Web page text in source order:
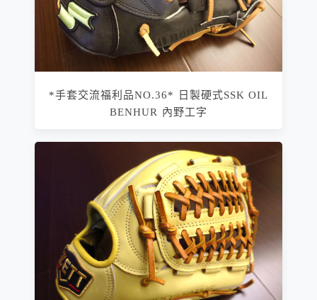
*手套交流福利品NO.36* 日製硬式SSK OIL
BENHUR 內野工字